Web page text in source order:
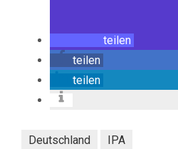
teilen
teilen
teilen
Deutschland IPA